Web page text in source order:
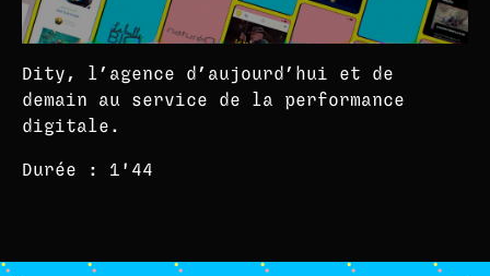
Dity, l’agence d’aujourd’hui et de
demain au service de la performance
digitale.
Durée : 1'44